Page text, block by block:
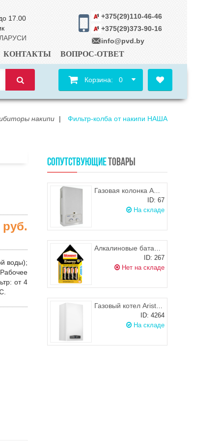
17.00
+375(29)110-46-46
+375(29)373-90-16
info@pvd.by
КОНТАКТЫ ВОПРОС-ОТВЕТ
Корзина: 0
накипи |
Фильтр-колба от накипи НАША
руб.
воды);
Рабочее
: от 4
СОПУТСТВУЮЩИЕТОВАРЫ
Газовая колонка ARISTON DGI 10L CF SUPERLUX
ID: 67
На складе
Алкалиновые батарейки МОМЕНТ ENERGY Тип АА
ID: 267
Нет на складе
Газовый котел Ariston CARES X 24 FF (двухконтурный, закрытая камера) С ДЫМОХОДОМ!
ID: 4264
На складе